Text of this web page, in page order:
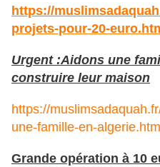
https://
projets-pour-20-
Urgent :Aidons une
construire leur maison
https://
une-famille-en-algerie.html
Grande opération à 10